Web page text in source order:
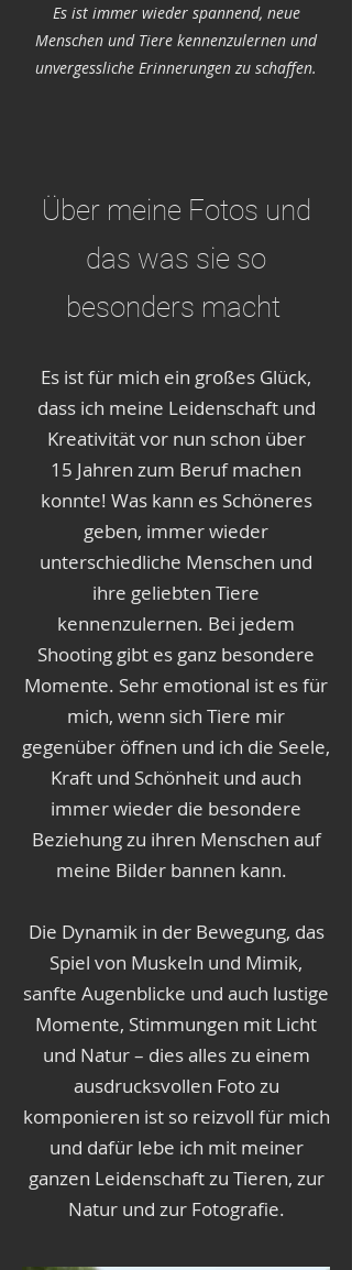
Es ist immer wieder spannend, neue
Menschen und Tiere kennenzulernen und
unvergessliche Erinnerungen zu schaffen.
Über meine Fotos und
das was sie so
besonders macht
Es ist für mich ein großes Glück,
dass ich meine Leidenschaft und
Kreativität vor nun schon über
15 Jahren zum Beruf machen
konnte! Was kann es Schöneres
geben, immer wieder
unterschiedliche Menschen und
ihre geliebten Tiere
kennenzulernen. Bei jedem
Shooting gibt es ganz besondere
Momente. Sehr emotional ist es für
mich, wenn sich Tiere mir
gegenüber öffnen und ich die Seele,
Kraft und Schönheit und auch
immer wieder die besondere
Beziehung zu ihren Menschen auf
meine Bilder bannen kann.
Die Dynamik in der Bewegung, das
Spiel von Muskeln und Mimik,
sanfte Augenblicke und auch lustige
Momente, Stimmungen mit Licht
und Natur – dies alles zu einem
ausdrucksvollen Foto zu
komponieren ist so reizvoll für mich
und dafür lebe ich mit meiner
ganzen Leidenschaft zu Tieren, zur
Natur und zur Fotografie.